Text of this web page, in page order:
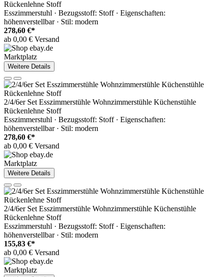
Rückenlehne Stoff
Esszimmerstuhl · Bezugsstoff: Stoff · Eigenschaften:
höhenverstellbar · Stil: modern
278,60 €*
ab 0,00 € Versand
Marktplatz
Weitere Details
2/4/6er Set Esszimmerstühle Wohnzimmerstühle Küchenstühle
Rückenlehne Stoff
Esszimmerstuhl · Bezugsstoff: Stoff · Eigenschaften:
höhenverstellbar · Stil: modern
278,60 €*
ab 0,00 € Versand
Marktplatz
Weitere Details
2/4/6er Set Esszimmerstühle Wohnzimmerstühle Küchenstühle
Rückenlehne Stoff
Esszimmerstuhl · Bezugsstoff: Stoff · Eigenschaften:
höhenverstellbar · Stil: modern
155,83 €*
ab 0,00 € Versand
Marktplatz